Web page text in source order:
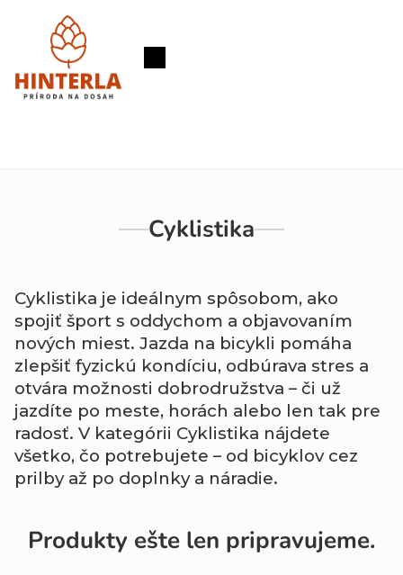
Nákupný
Cyklistika
Cyklistika je ideálnym spôsobom, ako
spojiť šport s oddychom a objavovaním
nových miest. Jazda na bicykli pomáha
zlepšiť fyzickú kondíciu, odbúrava stres a
otvára možnosti dobrodružstva – či už
jazdíte po meste, horách alebo len tak pre
radosť. V kategórii Cyklistika nájdete
všetko, čo potrebujete – od bicyklov cez
prilby až po doplnky a náradie.
Produkty ešte len pripravujeme.